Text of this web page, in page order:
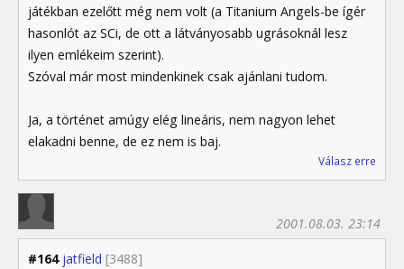
játékban ezelőtt még nem volt (a Titanium Angels-be ígér
hasonlót az SCi, de ott a látványosabb ugrásoknál lesz
ilyen emlékeim szerint).
Szóval már most mindenkinek csak ajánlani tudom.
Ja, a történet amúgy elég lineáris, nem nagyon lehet
elakadni benne, de ez nem is baj.
Válasz erre
#164 jatfield [3488]
2001.08.03. 23:14